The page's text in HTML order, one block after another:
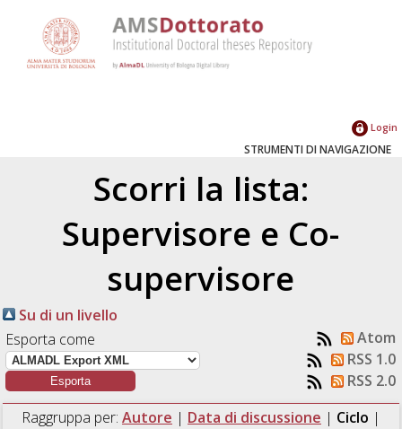
Login
STRUMENTI DI NAVIGAZIONE
Scorri la lista:
Supervisore e Co-
supervisore
Su di un livello
Esporta come
Atom
RSS 1.0
RSS 2.0
Raggruppa per: Autore | Data di discussione | Ciclo |